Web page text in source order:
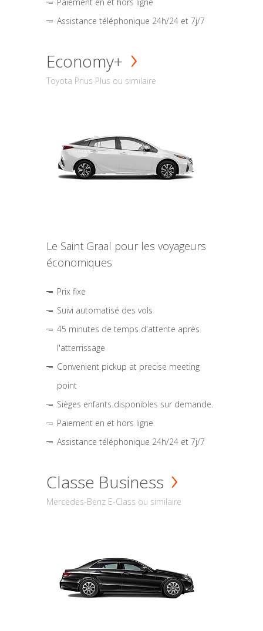
Assistance téléphonique 24h/24 et 7j/7
Economy+
Toyota Prius Plus ou similaire
Le Saint Graal pour les voyageurs
économiques
Prix fixe
Suivi automatisé des vols
45 minutes de temps d'attente après
l'atterrissage
Convenient pickup at precise meeting
point
Sièges enfants disponibles sur demande.
Paiement en et hors ligne
Assistance téléphonique 24h/24 et 7j/7
Classe Business
Mercedes-Benz E-Class ou similaire